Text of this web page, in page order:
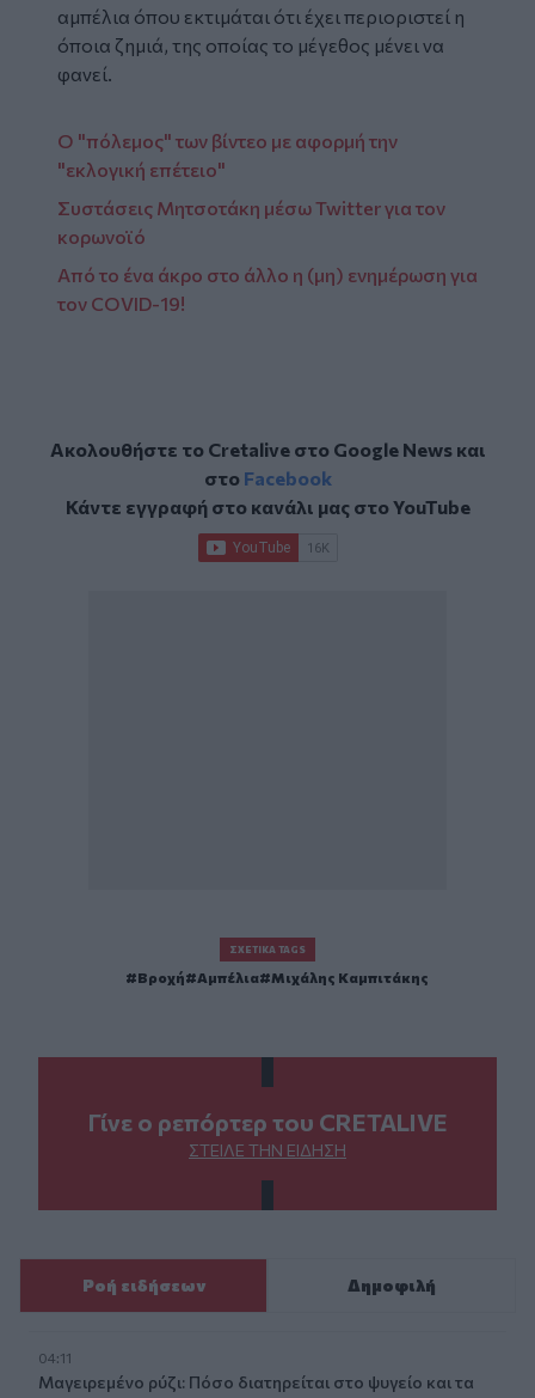
αμπέλια όπου εκτιμάται ότι έχει περιοριστεί η
όποια ζημιά, της οποίας το μέγεθος μένει να
φανεί.
Ο "πόλεμος" των βίντεο με αφορμή την
"εκλογική επέτειο"
Συστάσεις Μητσοτάκη μέσω Twitter για τον
κορωνοϊό
Από το ένα άκρο στο άλλο η (μη) ενημέρωση για
τον COVID-19!
Ακολουθήστε το Cretalive στο Google Newsκαι
στο Facebook
Κάντε εγγραφή στο κανάλι μας στοYouTube
ΣΧΕΤΙΚΆ TAGS
Βροχή Αμπέλια Μιχάλης Καμπιτάκης
Γίνε ο ρεπόρτερ του CRETALIVE
ΣΤΕΊΛΕ ΤΗΝ ΕΊΔΗΣΗ
Ροή ειδήσεων Δημοφιλή
04:11
Μαγειρεμένο ρύζι: Πόσο διατηρείται στο ψυγείο και τα